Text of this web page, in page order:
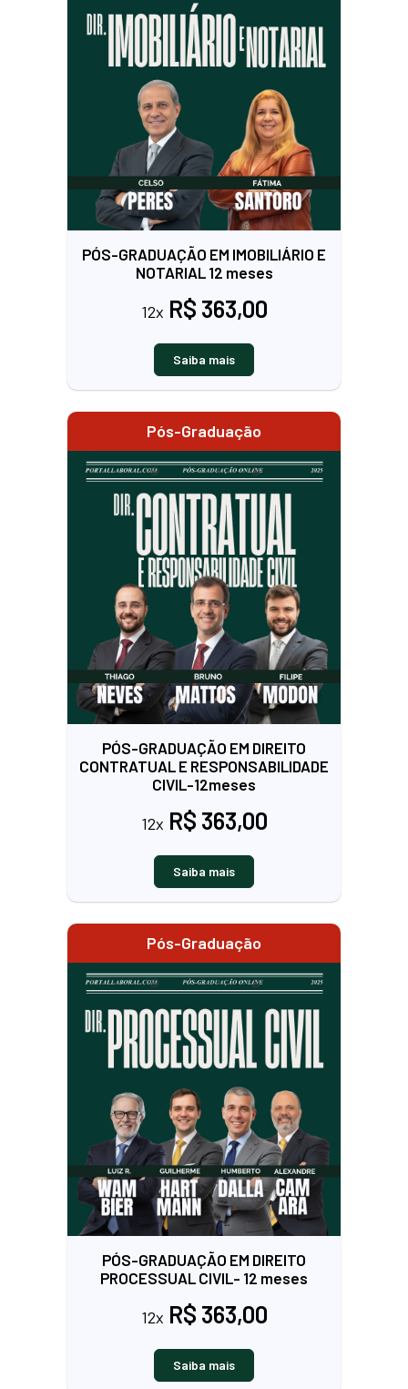
PÓS-GRADUAÇÃO EM IMOBILIÁRIO E
NOTARIAL 12 meses
12x R$ 363,00
Saiba mais
Pós-Graduação
PÓS-GRADUAÇÃO EM DIREITO
CONTRATUAL E RESPONSABILIDADE
CIVIL-12meses
12x R$ 363,00
Saiba mais
Pós-Graduação
PÓS-GRADUAÇÃO EM DIREITO
PROCESSUAL CIVIL- 12 meses
12x R$ 363,00
Saiba mais